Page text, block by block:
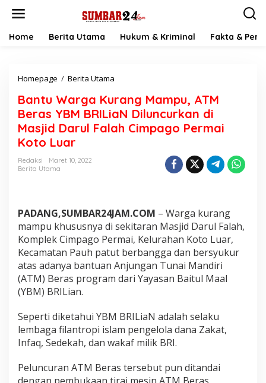
Home Berita Utama Hukum & Kriminal Fakta &
Homepage / Berita Utama
n
t
u
W
a
n
g
M
a
m
p
A
M
B
r
a
Bantu Warga Kurang Mampu, ATM
Beras YBM BRILiaN Diluncurkan di
Masjid Darul Falah Cimpago Permai
Koto Luar
Redaksi
Maret 10, 2022
Berita Utama
PADANG,SUMBAR24JAM.COM – Warga kurang
mampu khususnya di sekitaran Masjid Darul Falah,
Komplek Cimpago Permai, Kelurahan Koto Luar,
Kecamatan Pauh patut berbangga dan bersyukur
atas adanya bantuan Anjungan Tunai Mandiri
(ATM) Beras program dari Yayasan Baitul Maal
(YBM) BRILian.
Seperti diketahui YBM BRILiaN adalah selaku
lembaga filantropi islam pengelola dana Zakat,
Infaq, Sedekah, dan wakaf milik BRI.
Peluncuran ATM Beras tersebut pun ditandai